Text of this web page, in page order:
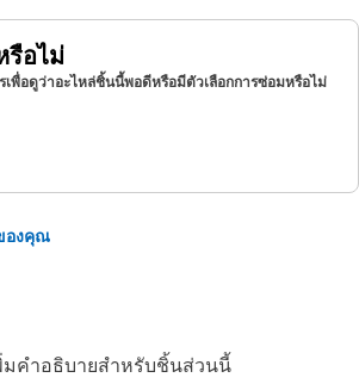
รือไม่
รเพื่อดูว่าอะไหล่ชิ้นนี้พอดีหรือมีตัวเลือกการซ่อมหรือไม่
องคุณ
มคำอธิบายสำหรับชิ้นส่วนนี้